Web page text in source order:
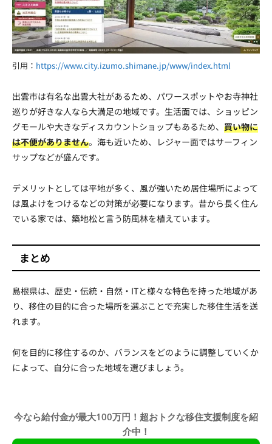
引用： https://www.city.izumo.shimane.jp/www/index.html
出雲市は有名な出雲大社があるため、パワースポットやお寺神社
巡りが好きな人なら大満足の地域です。生活面では、ショッピン
グモールや大きなディスカウントショップもあるため、 買い物に
は不便がありません。海も近いため、レジャー面ではサーフィン
サップなどが盛んです。
デメリットとしては平地が多く、風が強いため居住場所によって
は風よけをつけるなどの対策が必要になります。昔から長く住ん
でいる家では、築地松と言う防風林を植えています。
まとめ
島根県は、歴史・伝統・自然・ITと様々な特色を持った地域があ
り、移住の目的に合った場所を選ぶことで充実した移住生活を送
れます。
何を目的に移住するのか、バランスをどのように調整していくか
によって、自分に合った地域を選びましょう。
今なら給付金が最大100万円！超おトクな移住支援制度を紹
介中！